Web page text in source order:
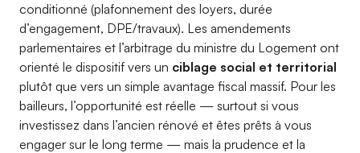
conditionné (plafonnement des loyers, durée
d’engagement, DPE/travaux). Les amendements
parlementaires et l’arbitrage du ministre du Logement ont
orienté le dispositif vers un ciblage social et territorial
plutôt que vers un simple avantage fiscal massif. Pour les
bailleurs, l’opportunité est réelle — surtout si vous
investissez dans l’ancien rénové et êtes prêts à vous
engager sur le long terme — mais la prudence et la